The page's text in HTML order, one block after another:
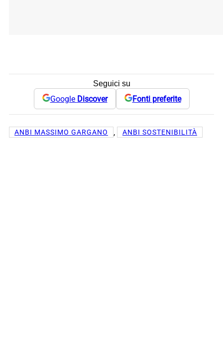
Seguici su
Google Discover Fonti preferite
ANBI MASSIMO GARGANO , ANBI SOSTENIBILITÀ